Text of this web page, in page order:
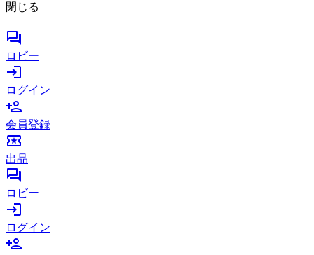
閉じる
forum
ロビー
login
ログイン
person_add
会員登録
local_activity
出品
forum
ロビー
login
ログイン
person_add